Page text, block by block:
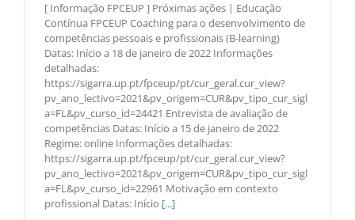
[ Informação FPCEUP ] Próximas ações | Educação
Contínua FPCEUP Coaching para o desenvolvimento de
competências pessoais e profissionais (B-learning)
Datas: Início a 18 de janeiro de 2022 Informações
detalhadas:
https://sigarra.up.pt/fpceup/pt/cur_geral.cur_view?
pv_ano_lectivo=2021&pv_origem=CUR&pv_tipo_cur_sigl
a=FL&pv_curso_id=24421 Entrevista de avaliação de
competências Datas: Início a 15 de janeiro de 2022
Regime: online Informações detalhadas:
https://sigarra.up.pt/fpceup/pt/cur_geral.cur_view?
pv_ano_lectivo=2021&pv_origem=CUR&pv_tipo_cur_sigl
a=FL&pv_curso_id=22961 Motivação em contexto
profissional Datas: Início [...]